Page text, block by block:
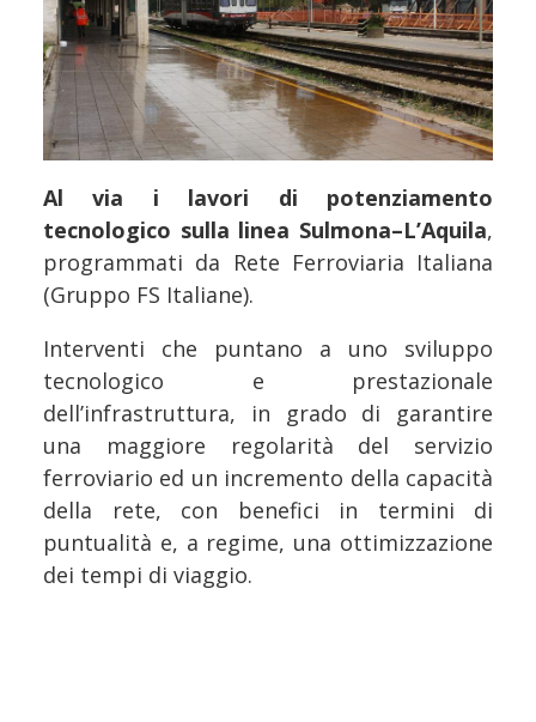
Al via i lavori di potenziamento
tecnologico sulla linea Sulmona–L’Aquila,
programmati da Rete Ferroviaria Italiana
(Gruppo FS Italiane).
Interventi che puntano a uno sviluppo
tecnologico e prestazionale
dell’infrastruttura, in grado di garantire
una maggiore regolarità del servizio
ferroviario ed un incremento della capacità
della rete, con benefici in termini di
puntualità e, a regime, una ottimizzazione
dei tempi di viaggio.